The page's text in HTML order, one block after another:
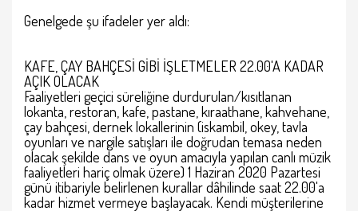
Genelgede şu ifadeler yer aldı:
KAFE, ÇAY BAHÇESİ GİBİ İŞLETMELER 22.00'A KADAR
AÇIK OLACAK
Faaliyetleri geçici süreliğine durdurulan/kısıtlanan
lokanta, restoran, kafe, pastane, kıraathane, kahvehane,
çay bahçesi, dernek lokallerinin (iskambil, okey, tavla
oyunları ve nargile satışları ile doğrudan temasa neden
olacak şekilde dans ve oyun amacıyla yapılan canlı müzik
faaliyetleri hariç olmak üzere) 1 Haziran 2020 Pazartesi
günü itibariyle belirlenen kurallar dâhilinde saat 22.00'a
kadar hizmet vermeye başlayacak. Kendi müşterilerine